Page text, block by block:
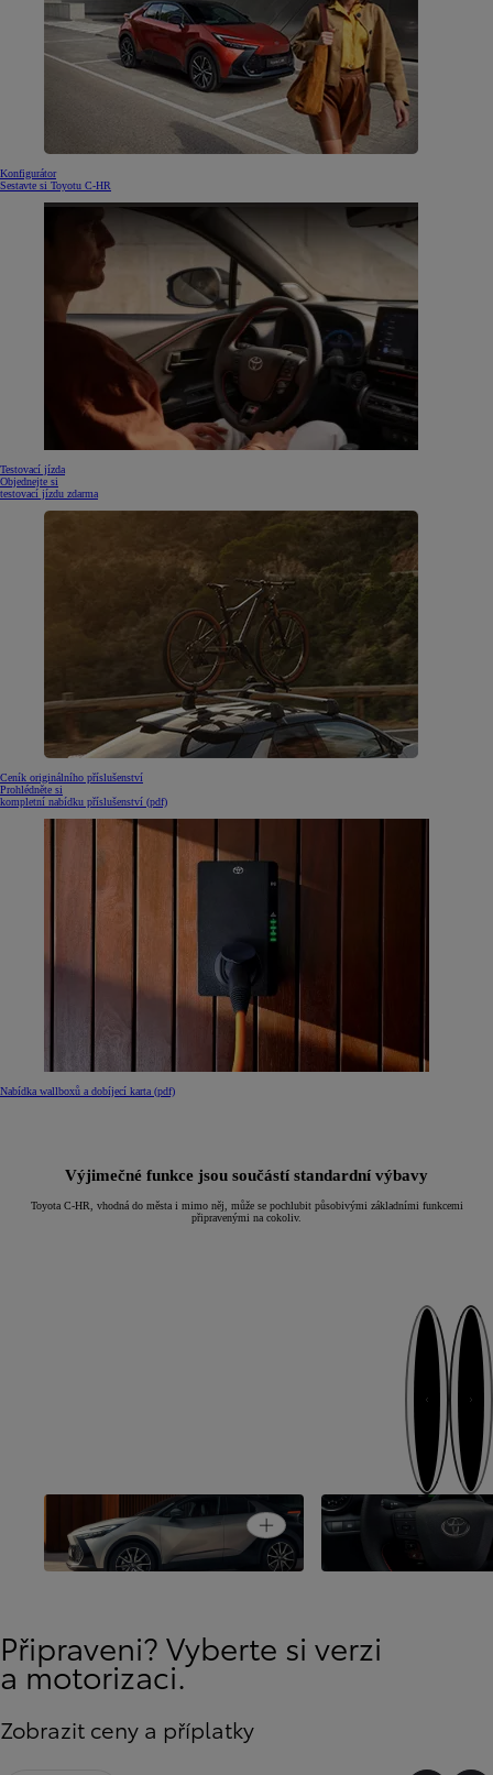
Konfigurátor
Sestavte si Toyotu C-HR
Testovací jízda
Objednejte si
testovací jízdu zdarma
Ceník originálního příslušenství
Prohlédněte si
kompletní nabídku příslušenství (pdf)
Nabídka wallboxů a dobíjecí karta (pdf)
Výjimečné funkce jsou součástí standardní výbavy
Toyota C-HR, vhodná do města i mimo něj, může se pochlubit působivými základními funkcemi
připravenými na cokoliv.
Předchozí
Koncepční model v sériovém
provedení
Open card
Uživatelské
Připraveni? Vyberte si verzi
a motorizaci.
Zobrazit ceny a příplatky